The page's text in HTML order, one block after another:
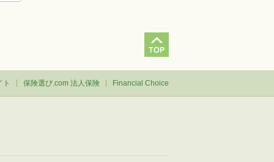
ト 保険選び.com 法人保険 Financial Choice